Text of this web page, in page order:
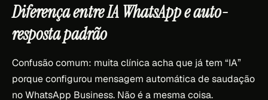
Diferença entre IA WhatsApp e auto-
resposta padrão
Confusão comum: muita clínica acha que já tem “IA”
porque configurou mensagem automática de saudação
no WhatsApp Business. Não é a mesma coisa.